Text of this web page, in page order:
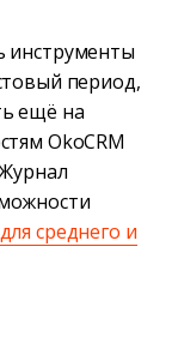
инструменты
период,
ещё на
OkoCRM
среднего и